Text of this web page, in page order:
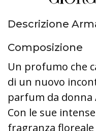
Descrizione
Composizione
Un profumo che
di un nuovo
parfum da donna
Con le sue
fragranza